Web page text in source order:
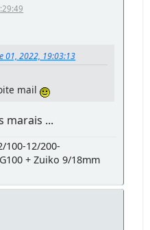
01, 2022, 19:03:13
mail
marais ...
100-12/200-
+ Zuiko 9/18mm